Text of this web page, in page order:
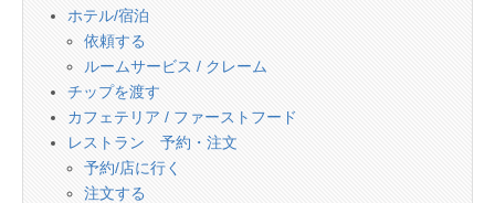
ホテル/宿泊
依頼する
ルームサービス / クレーム
チップを渡す
カフェテリア / ファーストフード
レストラン 予約・注文
予約/店に行く
注文する